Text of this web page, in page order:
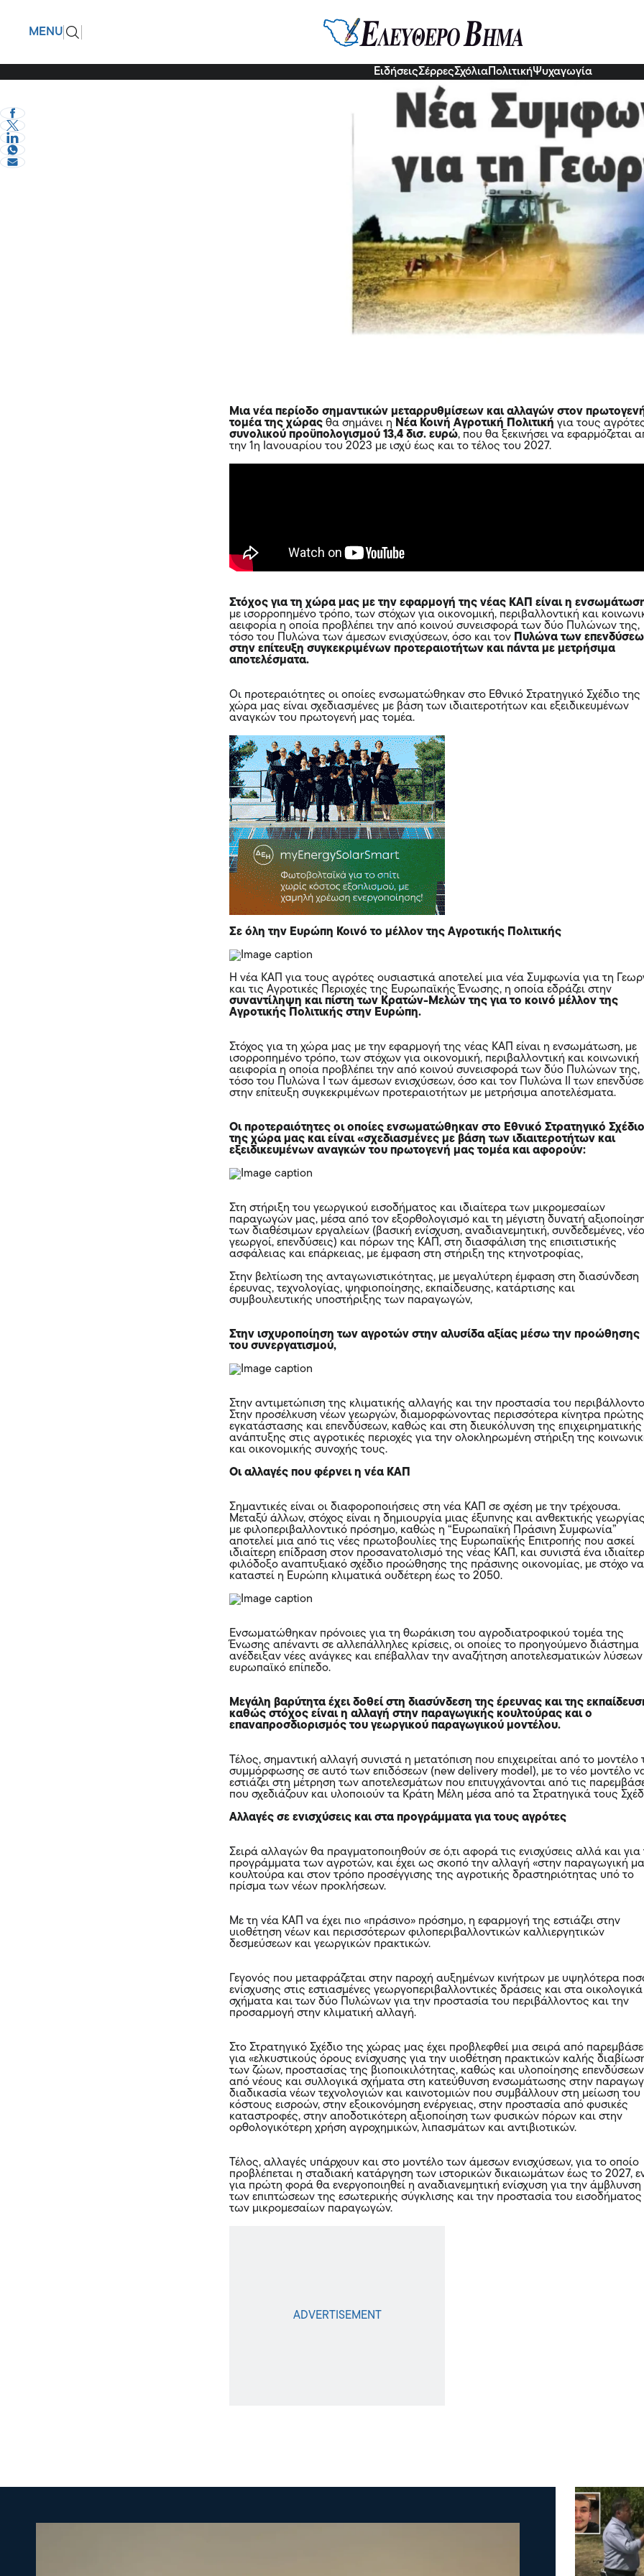
MENU
ΕιδήσειςΣέρρεςΣχόλια ΠολιτικήΨυχαγωγία
Η Νέα Κοινή Αγροτική Πολιτική φέρνει
eVima Serres Team30 Δεκ 2022, 12:24
Μια νέα περίοδο σημαντικών μεταρρυθμίσεων και αλλαγών στον
τομέα της χώρας θα σημάνει η Νέα Κοινή Αγροτική Πολιτική για τους
συνολικού προϋπολογισμού 13,4 δισ. ευρώ, που θα ξεκινήσει να εφαρμόζεται
την 1η Ιανουαρίου του 2023 με ισχύ έως και το τέλος του 2027.
Στόχος για τη χώρα μας με την εφαρμογή της νέας ΚΑΠ είναι η
με ισορροπημένο τρόπο, των στόχων για οικονομική, περιβαλλοντική και
αειφορία η οποία προβλέπει την από κοινού συνεισφορά των δύο Πυλώνων της,
τόσο του Πυλώνα των άμεσων ενισχύσεων, όσο και τον Πυλώνα των
στην επίτευξη συγκεκριμένων προτεραιοτήτων και πάντα με μετρήσιμα
αποτελέσματα.
Οι προτεραιότητες οι οποίες ενσωματώθηκαν στο Εθνικό Στρατηγικό Σχέδιο της
χώρα μας είναι σχεδιασμένες με βάση των ιδιαιτεροτήτων και εξειδικευμένων
αναγκών του πρωτογενή μας τομέα.
Σε όλη την Ευρώπη Κοινό το μέλλον της Αγροτικής Πολιτικής
Η νέα ΚΑΠ για τους αγρότες ουσιαστικά αποτελεί μια νέα Συμφωνία για τη
και τις Αγροτικές Περιοχές της Ευρωπαϊκής Ένωσης, η οποία εδράζει στην
συναντίληψη και πίστη των Κρατών-Μελών της για το κοινό μέλλον της
Αγροτικής Πολιτικής στην Ευρώπη.
Στόχος για τη χώρα μας με την εφαρμογή της νέας ΚΑΠ είναι η ενσωμάτωση, με
ισορροπημένο τρόπο, των στόχων για οικονομική, περιβαλλοντική και κοινωνική
αειφορία η οποία προβλέπει την από κοινού συνεισφορά των δύο Πυλώνων της,
τόσο του Πυλώνα Ι των άμεσων ενισχύσεων, όσο και τον Πυλώνα ΙΙ των
στην επίτευξη συγκεκριμένων προτεραιοτήτων με μετρήσιμα αποτελέσματα.
Οι προτεραιότητες οι οποίες ενσωματώθηκαν στο Εθνικό Στρατηγικό Σχέδιο
της χώρα μας και είναι «σχεδιασμένες με βάση των ιδιαιτεροτήτων και
εξειδικευμένων αναγκών του πρωτογενή μας τομέα και αφορούν:
Στη στήριξη του γεωργικού εισοδήματος και ιδιαίτερα των μικρομεσαίων
παραγωγών μας, μέσα από τον εξορθολογισμό και τη μέγιστη δυνατή
των διαθέσιμων εργαλείων (βασική ενίσχυση, αναδιανεμητική, συνδεδεμένες,
γεωργοί, επενδύσεις) και πόρων της ΚΑΠ, στη διασφάλιση της επισιτιστικής
ασφάλειας και επάρκειας, με έμφαση στη στήριξη της κτηνοτροφίας,
Στην βελτίωση της ανταγωνιστικότητας, με μεγαλύτερη έμφαση στη διασύνδεση
έρευνας, τεχνολογίας, ψηφιοποίησης, εκπαίδευσης, κατάρτισης και
συμβουλευτικής υποστήριξης των παραγωγών,
Στην ισχυροποίηση των αγροτών στην αλυσίδα αξίας μέσω την προώθησης
του συνεργατισμού,
Στην αντιμετώπιση της κλιματικής αλλαγής και την προστασία του
Στην προσέλκυση νέων γεωργών, διαμορφώνοντας περισσότερα κίνητρα πρώτης
εγκατάστασης και επενδύσεων, καθώς και στη διευκόλυνση της επιχειρηματικής
ανάπτυξης στις αγροτικές περιοχές για την ολοκληρωμένη στήριξη της
και οικονομικής συνοχής τους.
Οι αλλαγές που φέρνει η νέα ΚΑΠ
Σημαντικές είναι οι διαφοροποιήσεις στη νέα ΚΑΠ σε σχέση με την τρέχουσα.
Μεταξύ άλλων, στόχος είναι η δημιουργία μιας έξυπνης και ανθεκτικής
με φιλοπεριβαλλοντικό πρόσημο, καθώς η “Ευρωπαϊκή Πράσινη Συμφωνία”
αποτελεί μια από τις νέες πρωτοβουλίες της Ευρωπαϊκής Επιτροπής που ασκεί
ιδιαίτερη επίδραση στον προσανατολισμό της νέας ΚΑΠ, και συνιστά ένα
φιλόδοξο αναπτυξιακό σχέδιο προώθησης της πράσινης οικονομίας, με στόχο να
καταστεί η Ευρώπη κλιματικά ουδέτερη έως το 2050.
Ενσωματώθηκαν πρόνοιες για τη θωράκιση του αγροδιατροφικού τομέα της
Ένωσης απέναντι σε αλλεπάλληλες κρίσεις, οι οποίες το προηγούμενο διάστημα
ανέδειξαν νέες ανάγκες και επέβαλλαν την αναζήτηση αποτελεσματικών λύσεων
ευρωπαϊκό επίπεδο.
Μεγάλη βαρύτητα έχει δοθεί στη διασύνδεση της έρευνας και της
καθώς στόχος είναι η αλλαγή στην παραγωγικής κουλτούρας και ο
επαναπροσδιορισμός του γεωργικού παραγωγικού μοντέλου.
Τέλος, σημαντική αλλαγή συνιστά η μετατόπιση που επιχειρείται από το μοντέλο
συμμόρφωσης σε αυτό των επιδόσεων (new delivery model), με το νέο μοντέλο
εστιάζει στη μέτρηση των αποτελεσμάτων που επιτυγχάνονται από τις
που σχεδιάζουν και υλοποιούν τα Κράτη Μέλη μέσα από τα Στρατηγικά τους
Αλλαγές σε ενισχύσεις και στα προγράμματα για τους αγρότες
Σειρά αλλαγών θα πραγματοποιηθούν σε ό,τι αφορά τις ενισχύσεις αλλά και για
προγράμματα των αγροτών, και έχει ως σκοπό την αλλαγή «στην παραγωγική
κουλτούρα και στον τρόπο προσέγγισης της αγροτικής δραστηριότητας υπό το
πρίσμα των νέων προκλήσεων.
Με τη νέα ΚΑΠ να έχει πιο «πράσινο» πρόσημο, η εφαρμογή της εστιάζει στην
υιοθέτηση νέων και περισσότερων φιλοπεριβαλλοντικών καλλιεργητικών
δεσμεύσεων και γεωργικών πρακτικών.
Γεγονός που μεταφράζεται στην παροχή αυξημένων κινήτρων με υψηλότερα
ενίσχυσης στις εστιασμένες γεωργοπεριβαλλοντικές δράσεις και στα οικολογικά
σχήματα και των δύο Πυλώνων για την προστασία του περιβάλλοντος και την
προσαρμογή στην κλιματική αλλαγή.
Στο Στρατηγικό Σχέδιο της χώρας μας έχει προβλεφθεί μια σειρά από
για «ελκυστικούς όρους ενίσχυσης για την υιοθέτηση πρακτικών καλής
των ζώων, προστασίας της βιοποικιλότητας, καθώς και υλοποίησης επενδύσεων
από νέους και συλλογικά σχήματα στη κατεύθυνση ενσωμάτωσης στην
διαδικασία νέων τεχνολογιών και καινοτομιών που συμβάλλουν στη μείωση του
κόστους εισροών, στην εξοικονόμηση ενέργειας, στην προστασία από φυσικές
καταστροφές, στην αποδοτικότερη αξιοποίηση των φυσικών πόρων και στην
ορθολογικότερη χρήση αγροχημικών, λιπασμάτων και αντιβιοτικών.
Τέλος, αλλαγές υπάρχουν και στο μοντέλο των άμεσων ενισχύσεων, για το οποίο
προβλέπεται η σταδιακή κατάργηση των ιστορικών δικαιωμάτων έως το 2027,
για πρώτη φορά θα ενεργοποιηθεί η αναδιανεμητική ενίσχυση για την άμβλυνση
των επιπτώσεων της εσωτερικής σύγκλισης και την προστασία του εισοδήματος
των μικρομεσαίων παραγωγών.